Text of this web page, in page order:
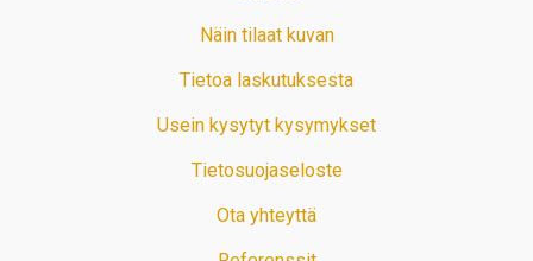
Näin tilaat kuvan
Tietoa laskutuksesta
Usein kysytyt kysymykset
Tietosuojaseloste
Ota yhteyttä